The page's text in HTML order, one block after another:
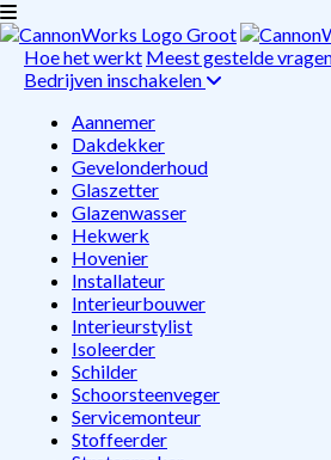
Hoe het werkt Meest gestelde
Bedrijven inschakelen
Aannemer
Dakdekker
Gevelonderhoud
Glaszetter
Glazenwasser
Hekwerk
Hovenier
Installateur
Interieurbouwer
Interieurstylist
Isoleerder
Schilder
Schoorsteenveger
Servicemonteur
Stoffeerder